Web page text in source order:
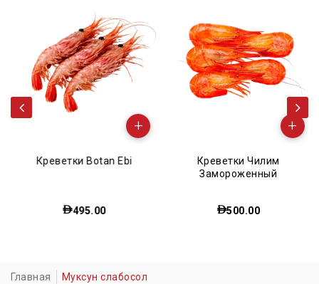
+
Креветки Botan Ebi
495.00
+
Креветки Чилим
Замороженный
500.00
Главная Муксун слабосол